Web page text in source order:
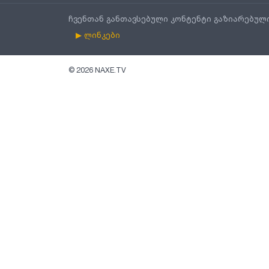
ჩვენთან განთავსებული კონტენტი
▶ ლინკები
© 2026 NAXE.TV